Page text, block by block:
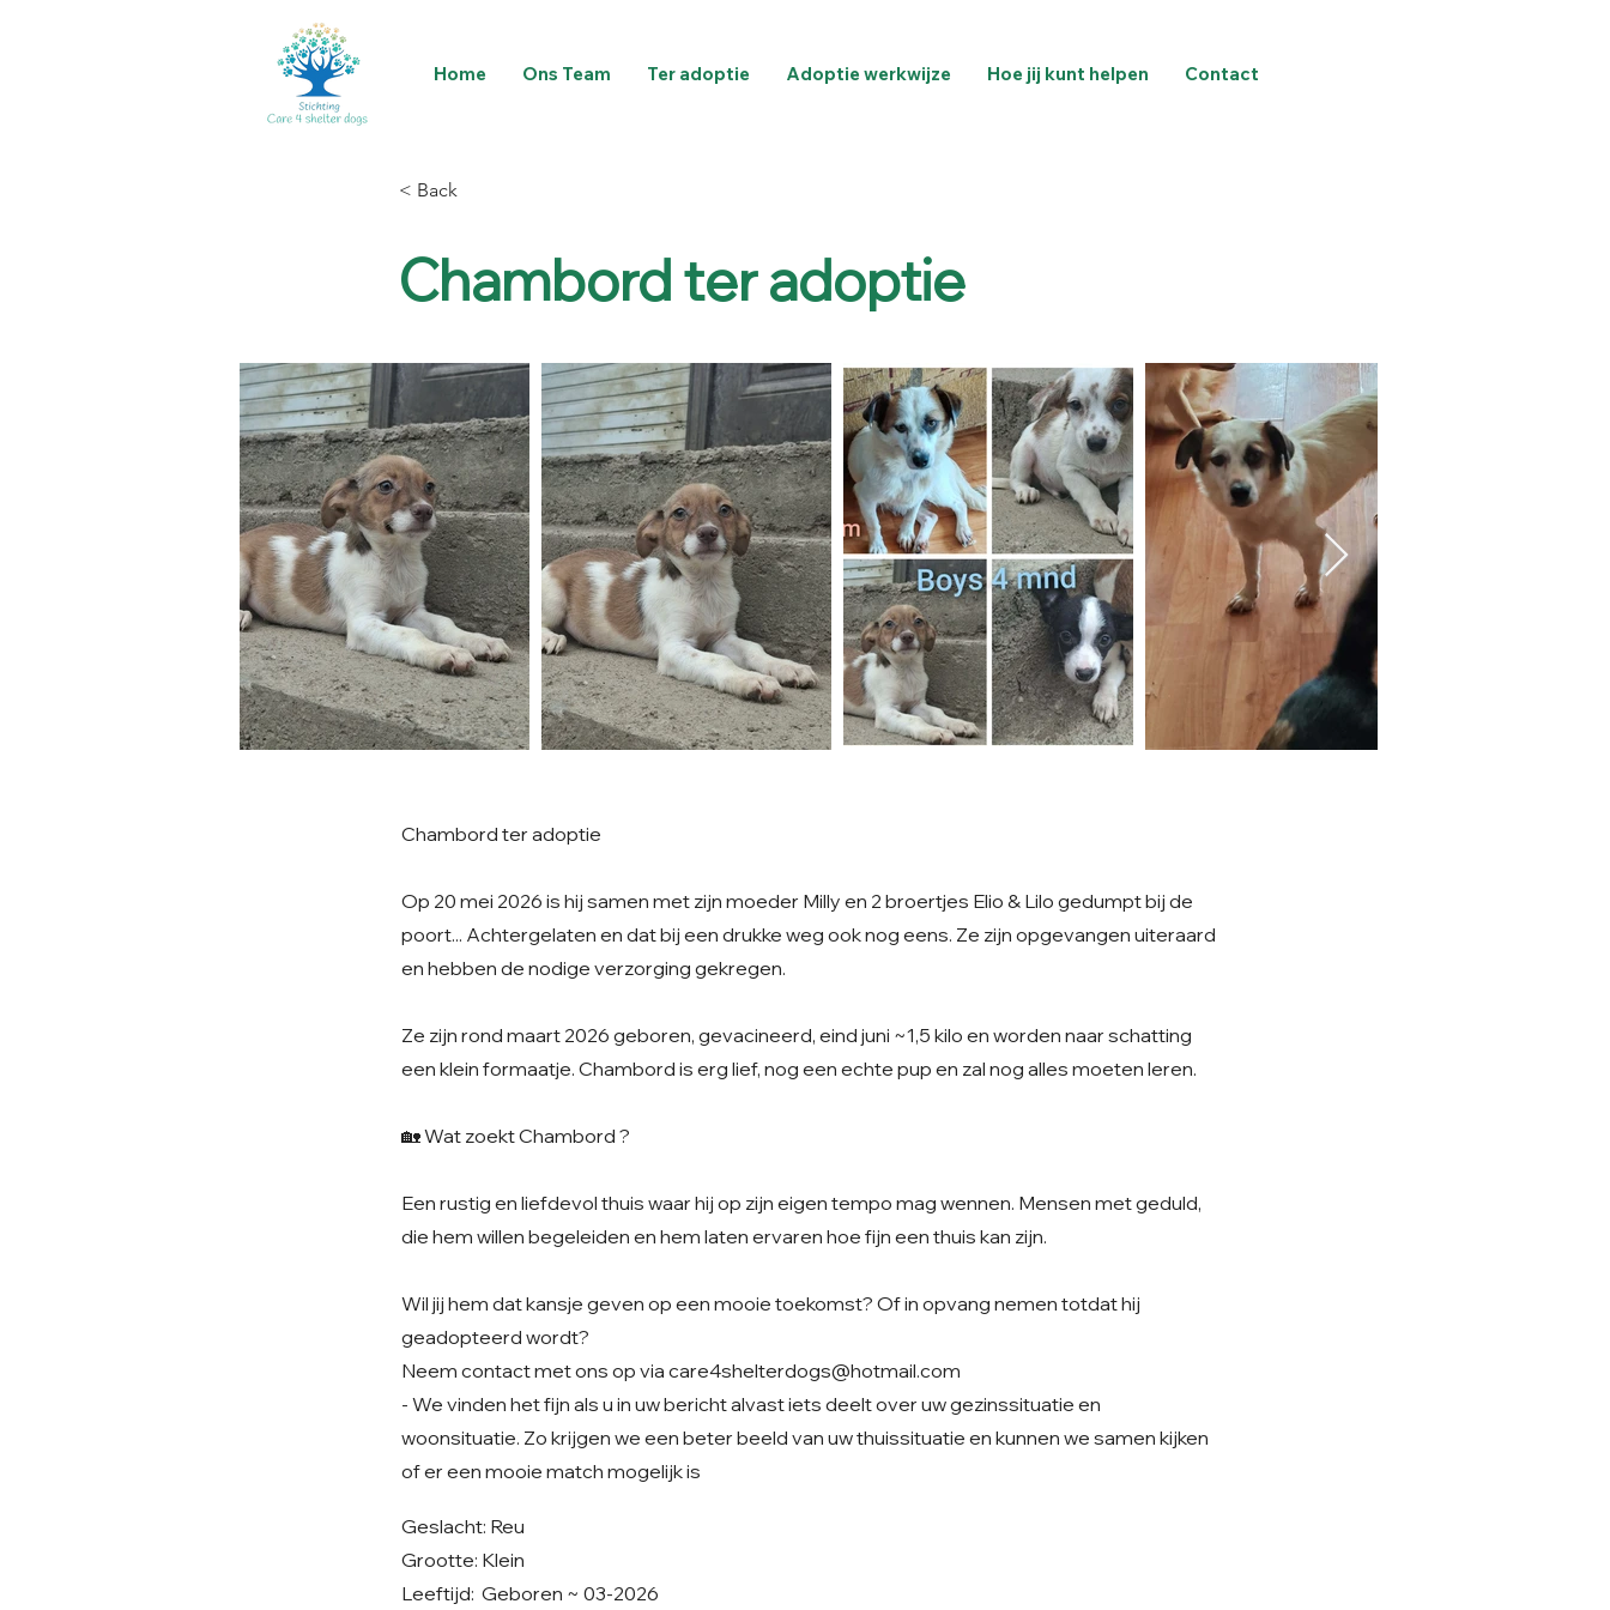
Home Ons Team Ter adoptie Adoptie werkwijze Hoe jij kunt helpen Contact
< Back
Chambord ter adoptie
Chambord ter adoptie
Op 20 mei 2026 is hij samen met zijn moeder Milly en 2 broertjes Elio & Lilo gedumpt bij de
poort... Achtergelaten en dat bij een drukke weg ook nog eens. Ze zijn opgevangen uiteraard
en hebben de nodige verzorging gekregen.
Ze zijn rond maart 2026 geboren, gevacineerd, eind juni ~1,5 kilo en worden naar schatting
een klein formaatje. Chambord is erg lief, nog een echte pup en zal nog alles moeten leren.
🏡 Wat zoekt Chambord ?
Een rustig en liefdevol thuis waar hij op zijn eigen tempo mag wennen. Mensen met geduld,
die hem willen begeleiden en hem laten ervaren hoe fijn een thuis kan zijn.
Wil jij hem dat kansje geven op een mooie toekomst? Of in opvang nemen totdat hij
geadopteerd wordt?
Neem contact met ons op via care4shelterdogs@hotmail.com
- We vinden het fijn als u in uw bericht alvast iets deelt over uw gezinssituatie en
woonsituatie. Zo krijgen we een beter beeld van uw thuissituatie en kunnen we samen kijken
of er een mooie match mogelijk is
Geslacht: Reu
Grootte: Klein
Leeftijd: Geboren ~ 03-2026